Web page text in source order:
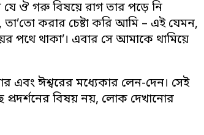
যে ঔ গরু বিষয়ে রাগ তার পড়ে নি
তা’তো করার চেষ্টা করি আমি – এই যেমন,
পথে থাকা’। এবার সে আমাকে থামিয়ে
এবং ঈশ্বরের মধ্যেকার লেন-দেন। সেই
প্রদর্শনের বিষয় নয়, লোক দেখানোর